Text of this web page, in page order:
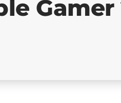
Gamer